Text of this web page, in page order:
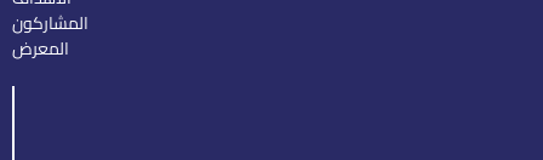
المشاركون
المعرض